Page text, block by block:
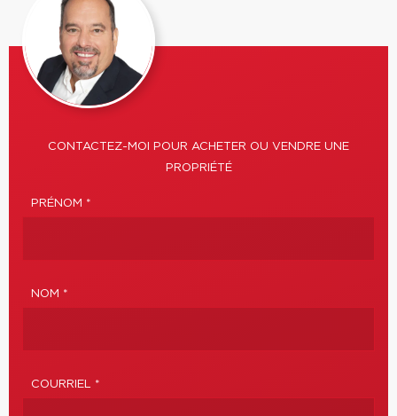
CONTACTEZ-MOI POUR ACHETER OU VENDRE UNE
PROPRIÉTÉ
PRÉNOM *
NOM *
COURRIEL *